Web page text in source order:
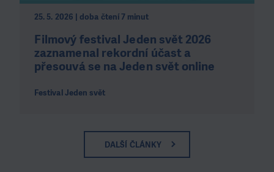
25. 5. 2026 | doba čtení 7 minut
Filmový festival Jeden svět 2026
zaznamenal rekordní účast a
přesouvá se na Jeden svět online
Festival Jeden svět
DALŠÍ ČLÁNKY